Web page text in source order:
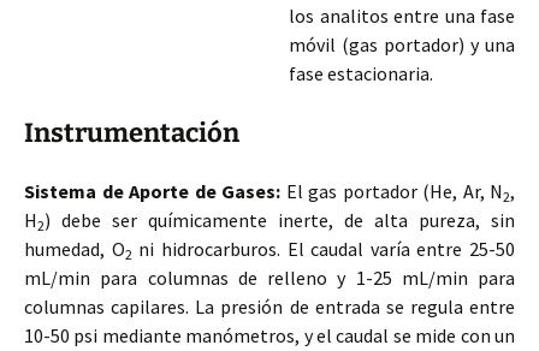
los analitos entre una fase
móvil (gas portador) y una
fase estacionaria.
Instrumentación
Sistema de Aporte de Gases: El gas portador (He, Ar, N2,
H2) debe ser químicamente inerte, de alta pureza, sin
humedad, O2 ni hidrocarburos. El caudal varía entre 25-50
mL/min para columnas de relleno y 1-25 mL/min para
columnas capilares. La presión de entrada se regula entre
10-50 psi mediante manómetros, y el caudal se mide con un